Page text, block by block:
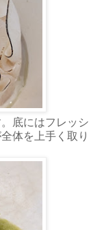
底にはフレッシ
体を上手く取り